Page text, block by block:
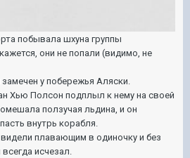
побывала шхуна группы
они не попали (видимо, не
у побережья Аляски.
Хью Полсон подплыл к нему на своей
ползучая льдина, и он
внутрь корабля.
плавающим в одиночку и без
исчезал.